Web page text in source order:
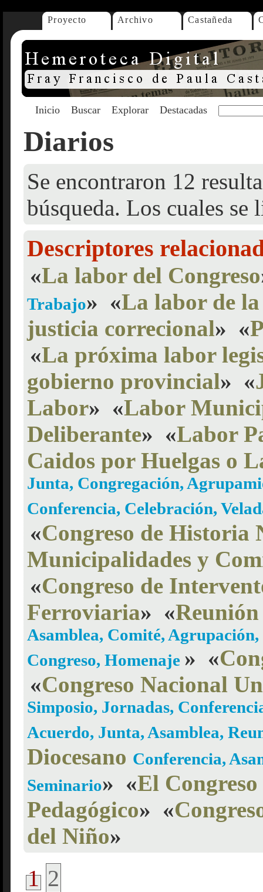
Proyecto Archivo Castañeda
Inicio Buscar Explorar Destacadas
Diarios
Se encontraron 12
búsqueda. Los cuales se
Descriptores
«La labor del Congreso
Trabajo» «La labor de
justicia correcional» «
«La próxima labor
gobierno provincial» «
Labor» «Labor
Deliberante» «Labor
Caidos por Huelgas o
Junta, Congregación,
Conferencia, Celebración,
«Congreso de Historia
Municipalidades y
«Congreso de
Ferroviaria» «Reunión
Asamblea, Comité,
Congreso, Homenaje » «
«Congreso Nacional
Simposio, Jornadas,
Acuerdo, Junta, Asamblea,
Diocesano Conferencia,
Seminario» «El Congreso
Pedagógico» «
del Niño»
1 2